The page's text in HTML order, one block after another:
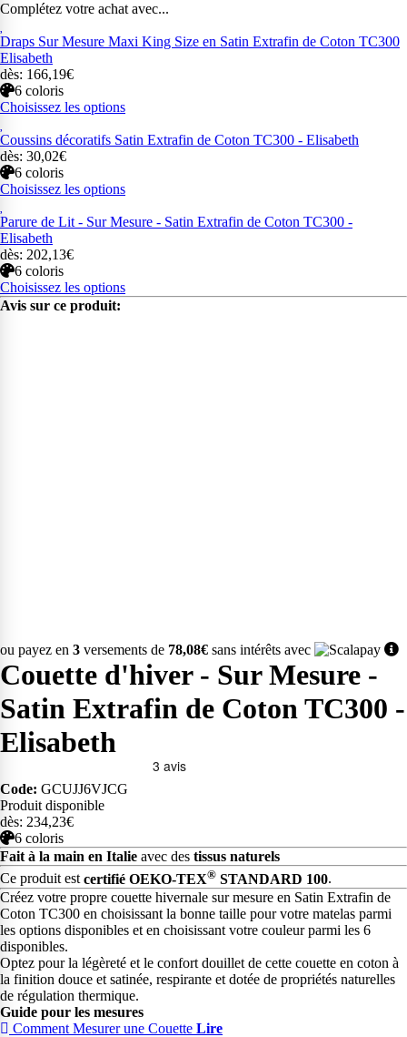
Complétez votre achat avec...
Draps Sur Mesure Maxi King Size en Satin Extrafin de Coton TC300
Elisabeth
dès: 166,19€
6 coloris
Choisissez les options
Coussins décoratifs Satin Extrafin de Coton TC300 - Elisabeth
dès: 30,02€
6 coloris
Choisissez les options
Parure de Lit - Sur Mesure - Satin Extrafin de Coton TC300 -
Elisabeth
dès: 202,13€
6 coloris
Choisissez les options
Avis sur ce produit:
ou payez en 3 versements de 78,08€ sans intérêts avec
Couette d'hiver - Sur Mesure -
Satin Extrafin de Coton TC300 -
Elisabeth
Code: GCUJJ6VJCG
Produit disponible
dès: 234,23€
6 coloris
Fait à la main en Italie avec des tissus naturels
Ce produit estcertifié OEKO-TEX® STANDARD 100.
Créez votre propre couette hivernale sur mesure en Satin Extrafin de
Coton TC300 en choisissant la bonne taille pour votre matelas parmi
les options disponibles et en choisissant votre couleur parmi les 6
disponibles.
Optez pour la légèreté et le confort douillet de cette couette en coton à
la finition douce et satinée, respirante et dotée de propriétés naturelles
de régulation thermique.
Guide pour les mesures
Comment Mesurer une Couette Lire